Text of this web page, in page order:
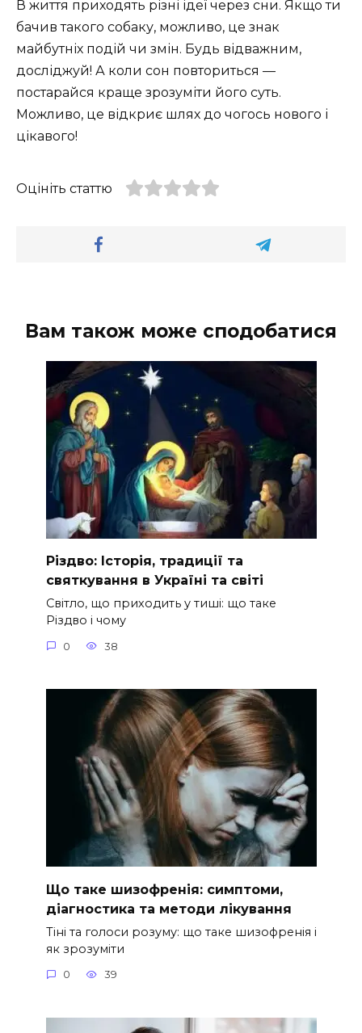
В життя приходять різні ідеї через сни. Якщо ти
бачив такого собаку, можливо, це знак
майбутніх подій чи змін. Будь відважним,
досліджуй! А коли сон повториться —
постарайся краще зрозуміти його суть.
Можливо, це відкриє шлях до чогось нового і
цікавого!
Оцініть статтю
Вам також може сподобатися
Різдво: Історія, традиції та
святкування в Україні та світі
Світло, що приходить у тиші: що таке
Різдво і чому
0 38
Що таке шизофренія: симптоми,
діагностика та методи лікування
Тіні та голоси розуму: що таке шизофренія і
як зрозуміти
0 39